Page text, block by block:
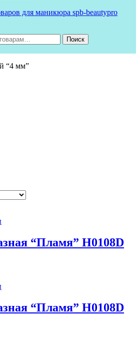
Поиск
“4 мм”
“Пламя” H0108D
“Пламя” H0108D